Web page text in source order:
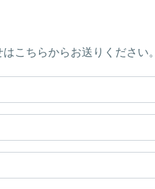
こちらからお送りください。